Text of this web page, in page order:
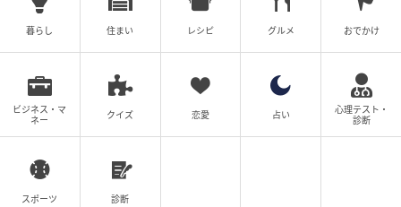
暮らし 住まい レシピ グルメ おでかけ
ビジネス・マ
ネー
クイズ 恋愛 占い
心理テスト・
診断
スポーツ 診断